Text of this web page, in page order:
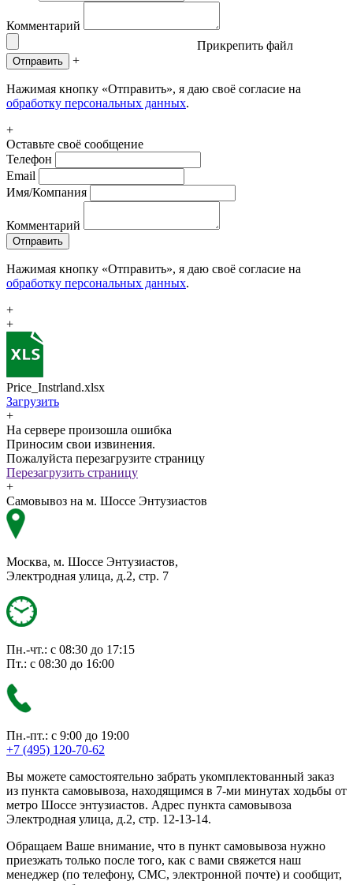
Комментарий
Прикрепить файл
Отправить +
Нажимая кнопку «Отправить», я даю своё согласие на
обработку персональных данных.
+
Оставьте своё сообщение
Телефон
Email
Имя/Компания
Комментарий
Отправить
Нажимая кнопку «Отправить», я даю своё согласие на
обработку персональных данных.
+
+
Price_Instrland.xlsx
Загрузить
+
На сервере произошла ошибка
Приносим свои извинения.
Пожалуйста перезагрузите страницу
Перезагрузить страницу
+
Самовывоз на м. Шоссе Энтузиастов
Москва, м. Шоссе Энтузиастов,
Электродная улица, д.2, стр. 7
Пн.-чт.: с 08:30 до 17:15
Пт.: с 08:30 до 16:00
Пн.-пт.: с 9:00 до 19:00
+7 (495) 120-70-62
Вы можете самостоятельно забрать укомплектованный заказ
из пункта самовывоза, находящимся в 7-ми минутах ходьбы от
метро Шоссе энтузиастов. Адрес пункта самовывоза
Электродная улица, д.2, стр. 12-13-14.
Обращаем Ваше внимание, что в пункт самовывоза нужно
приезжать только после того, как с вами свяжется наш
менеджер (по телефону, СМС, электронной почте) и сообщит,